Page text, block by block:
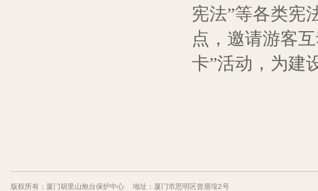
宪法”等各类宪
点，邀请游客
卡”活动，为建
版权所有：厦门胡里山炮台保护中心 地址：厦门市思明区曾厝垵2号